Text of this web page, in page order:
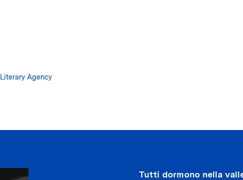
Literary Agency
Tutti dormono nella